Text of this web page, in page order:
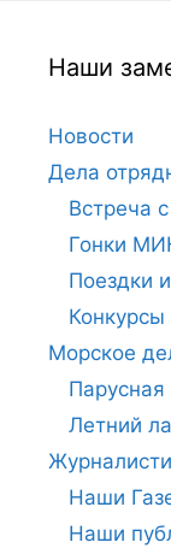
Наши
Новости
Дела
Встреча
Гонки
Поездки
Конкурсы
Морское
Парусная
Летний
Наши
Наши